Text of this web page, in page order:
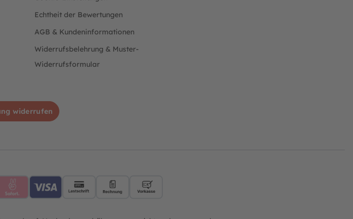
Echtheit der Bewertungen
AGB & Kundeninformationen
Widerrufsbelehrung & Muster-
Widerrufsformular
widerrufen
Sofort